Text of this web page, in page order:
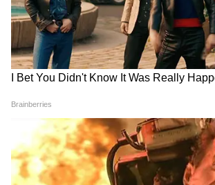
Related Articles
IND vs AFG Test Match: আফগানিস্তানের
ভারতের সম্ভাব্য প্রথম একাদশে কি একাধিক
তুঙ্গে জল্পনা
DOWNLOAD APP
RECOMMENDED STORIES